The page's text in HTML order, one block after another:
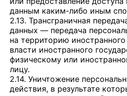
данным каким-либо иным
2.13. Трансграничная
данных — передача
на территорию иностранного
власти иностранного
физическому или
лицу.
2.14. Уничтожение
действия, в результате